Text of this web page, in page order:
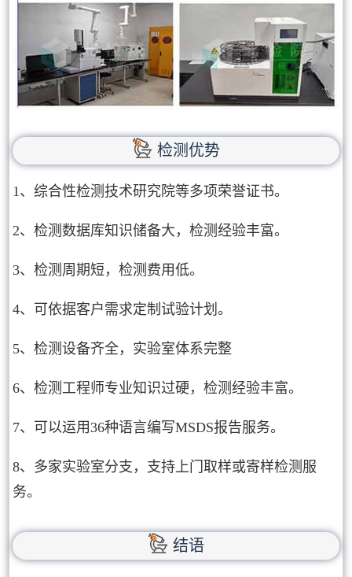
检测优势
1、综合性检测技术研究院等多项荣誉证书。
2、检测数据库知识储备大，检测经验丰富。
3、检测周期短，检测费用低。
4、可依据客户需求定制试验计划。
5、检测设备齐全，实验室体系完整
6、检测工程师专业知识过硬，检测经验丰富。
7、可以运用36种语言编写MSDS报告服务。
8、多家实验室分支，支持上门取样或寄样检测服
务。
结语